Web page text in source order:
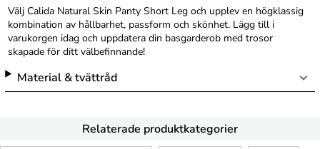
Välj Calida Natural Skin Panty Short Leg och upplev en högklassig
kombination av hållbarhet, passform och skönhet. Lägg till i
varukorgen idag och uppdatera din basgarderob med trosor
skapade för ditt välbefinnande!
Material & tvättråd
Relaterade produktkategorier